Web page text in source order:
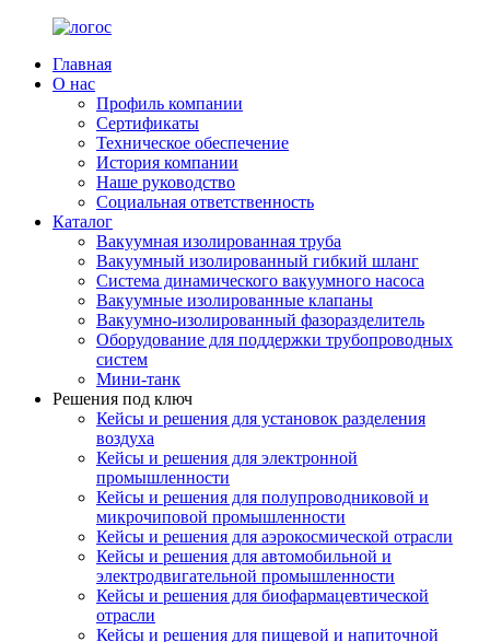
Главная
О нас
Профиль компании
Сертификаты
Техническое обеспечение
История компании
Наше руководство
Социальная ответственность
Каталог
Вакуумная изолированная труба
Вакуумный изолированный гибкий шланг
Система динамического вакуумного насоса
Вакуумные изолированные клапаны
Вакуумно-изолированный фазоразделитель
Оборудование для поддержки трубопроводных
систем
Мини-танк
Решения под ключ
Кейсы и решения для установок разделения
воздуха
Кейсы и решения для электронной
промышленности
Кейсы и решения для полупроводниковой и
микрочиповой промышленности
Кейсы и решения для аэрокосмической отрасли
Кейсы и решения для автомобильной и
электродвигательной промышленности
Кейсы и решения для биофармацевтической
отрасли
Кейсы и решения для пищевой и напиточной